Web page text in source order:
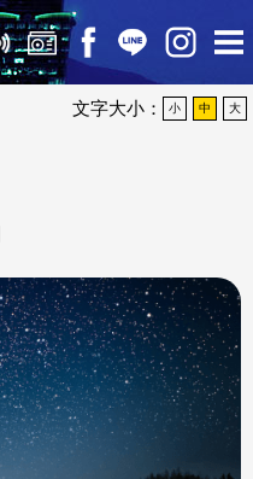
文字大小： 小 中 大